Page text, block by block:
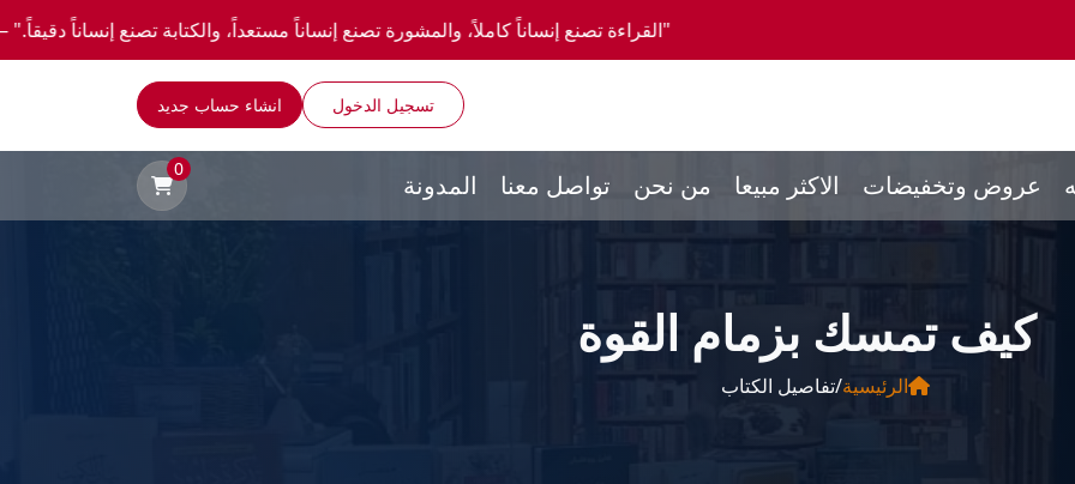
"القراءة تصنع إنساناً كاملاً، والمشورة تصنع إنساناً مستعداً، والكتابة تصنع إنساناً دقيقاً." —احصل علي عروض وخصومات خاصة
تسجيل الدخول انشاء حساب جديد
المدونة تواصل معنا من نحن الاكثر مبيعا عروض وتخفيضات 0
كيف تمسك بزمام القوة
الرئيسية/تفاصيل الكتاب